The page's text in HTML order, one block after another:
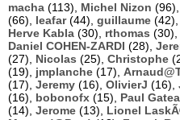
macha (113), Michel Nizon (96),
(66), leafar(44), guillaume (42),
Herve Kabla (30), rthomas (30),
Daniel COHEN-ZARDI (28),
(27), Nicolas (25), Christophe
(19), jmplanche (17),
(17), Jeremy (16), OlivierJ (16),
(16), bobonofx (15), Paul
(14), Jerome (13), Lionel